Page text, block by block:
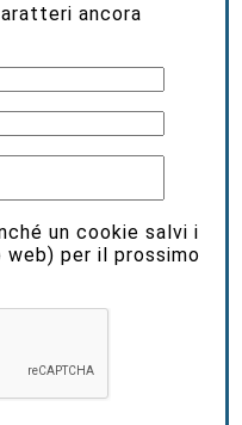
ancora
un cookie salvi i
web) per il prossimo